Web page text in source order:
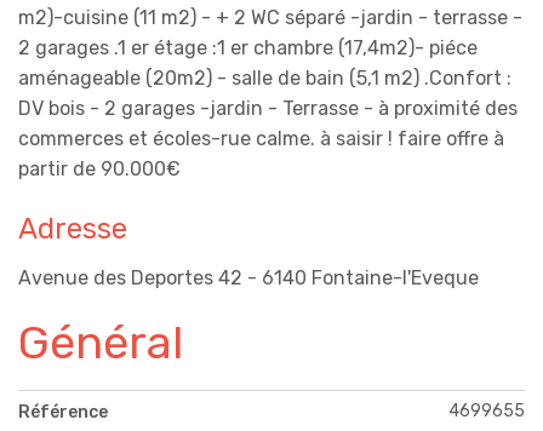
m2)-cuisine (11 m2) - + 2 WC séparé -jardin - terrasse -
2 garages .1 er étage :1 er chambre (17,4m2)- piéce
aménageable (20m2) - salle de bain (5,1 m2) .Confort :
DV bois - 2 garages -jardin - Terrasse - à proximité des
commerces et écoles-rue calme. à saisir ! faire offre à
partir de 90.000€
Adresse
Avenue des Deportes 42 - 6140 Fontaine-l'Eveque
Général
Référence 4699655